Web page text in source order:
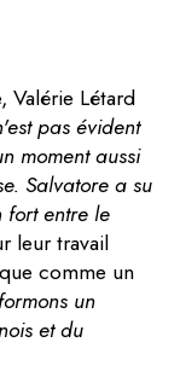
Valérie Létard
pas évident
moment aussi
Salvatore a su
fort entre le
leur travail
comme un
un
et du